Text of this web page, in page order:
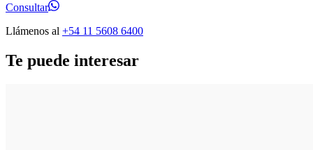
Consultar
Llámenos al +54 11 5608 6400
Te puede interesar